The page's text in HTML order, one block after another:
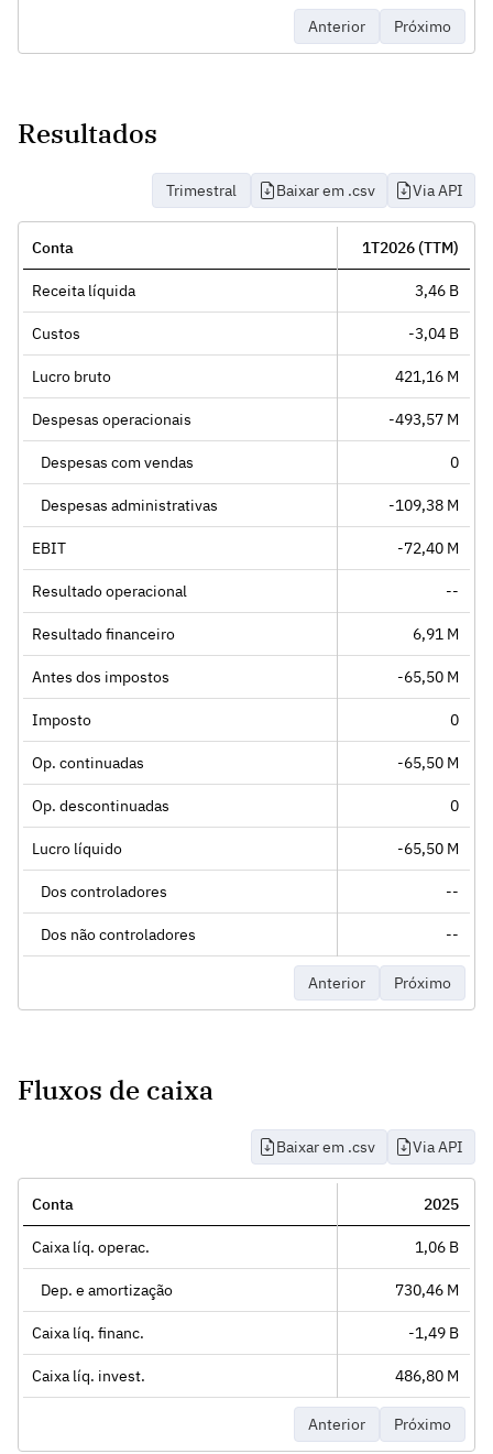
Anterior Próximo
Resultados
Trimestral Baixar em .csv Via API
Conta 1T2026 (TTM)
Receita líquida 3,46 B
Custos -3,04 B
Lucro bruto 421,16 M
Despesas operacionais -493,57 M
Despesas com vendas 0
Despesas administrativas -109,38 M
EBIT -72,40 M
Resultado operacional --
Resultado financeiro 6,91 M
Antes dos impostos -65,50 M
Imposto 0
Op. continuadas -65,50 M
Op. descontinuadas 0
Lucro líquido -65,50 M
Dos controladores --
Dos não controladores --
Anterior Próximo
Fluxos de caixa
Baixar em .csv Via API
Conta 2025
Caixa líq. operac. 1,06 B
Dep. e amortização 730,46 M
Caixa líq. financ. -1,49 B
Caixa líq. invest. 486,80 M
Anterior Próximo